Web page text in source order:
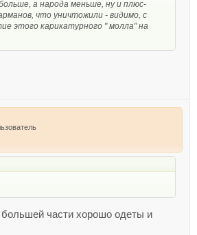
а народа меньше, ну и плюс-
что уничтожили - видимо, с
этого карикатурного " молла" на
части хорошо одеты и